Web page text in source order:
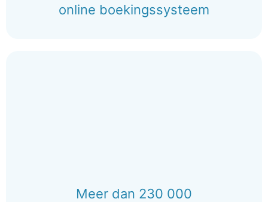
online boekingssysteem
Meer dan 230 000